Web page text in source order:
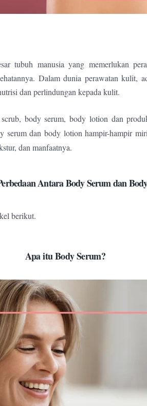
tubuh manusia yang memerlukan
Dalam dunia perawatan kulit,
dan perlindungan kepada kulit.
body serum, body lotion dan
serum dan body lotion hampir-hampir
dan manfaatnya.
Antara Body Serum dan
berikut.
Apa itu Body Serum?